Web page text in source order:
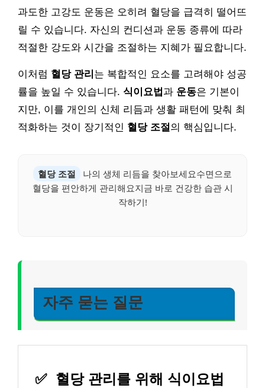
과도한 고강도 운동은 오히려 혈당을 급격히 떨어뜨
릴 수 있습니다. 자신의 컨디션과 운동 종류에 따라
적절한 강도와 시간을 조절하는 지혜가 필요합니다.
이처럼 혈당 관리 는 복합적인 요소를 고려해야 성공
률을 높일 수 있습니다. 식이요법 과 운동은 기본이
지만, 이를 개인의 신체 리듬과 생활 패턴에 맞춰 최
적화하는 것이 장기적인 혈당 조절의 핵심입니다.
혈당 조절
나의 생체 리듬을 찾아보세요수면으로
혈당을 편안하게 관리해요지금 바로 건강한 습관 시
작하기!
자주 묻는 질문
✅ 혈당 관리를 위해 식이요법